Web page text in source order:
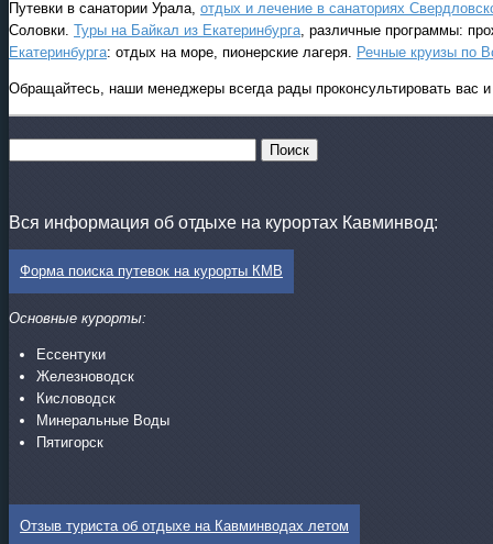
Путевки в санатории Урала, отдых и лечение в санаториях
Соловки. Туры на Байкал из Екатеринбурга, различные программы:
Екатеринбурга: отдых на море, пионерские лагеря. Речные круизы по
Обращайтесь, наши менеджеры всегда рады проконсультировать вас
Вся информация об отдыхе на курортах Кавминвод:
Форма поиска путевок на курорты КМВ
Основные курорты:
Ессентуки
Железноводск
Кисловодск
Минеральные Воды
Пятигорск
Отзыв туриста об отдыхе на Кавминводах летом